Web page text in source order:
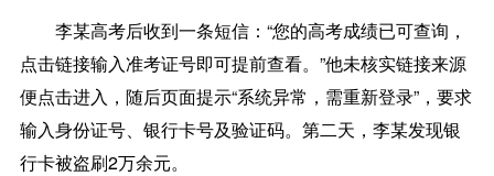
李某高考后收到一条短信：“您的高考成绩已可查询，
点击链接输入准考证号即可提前查看。”他未核实链接来源
便点击进入，随后页面提示“系统异常，需重新登录”，要求
输入身份证号、银行卡号及验证码。第二天，李某发现银
行卡被盗刷2万余元。